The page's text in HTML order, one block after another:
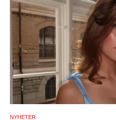
NYHETER